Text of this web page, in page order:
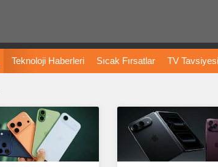
Teknoloji Haberleri Sıcak Fırsatlar TV Tavsiyesi
Fiyatları Vizyondaki Bitcoin Dizi
İnstagram Dondurma İnstagram Mü